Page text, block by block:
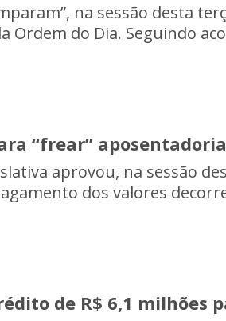
na sessão desta
Ordem do Dia. Seguindo
“frear”
aprovou, na sessão
dos valores
de R$ 6,1 milhões